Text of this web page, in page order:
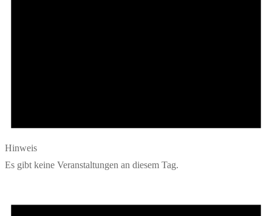
Hinweis
Es gibt keine Veranstaltungen an diesem Tag.